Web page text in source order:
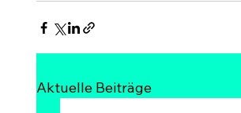
Aktuelle Beiträge